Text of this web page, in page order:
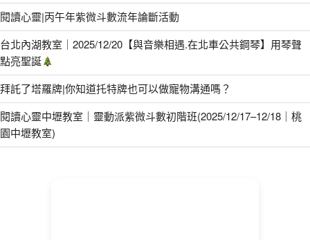
閱讀心靈|丙午年紫微斗數流年論斷活動
台北內湖教室｜2025/12/20【與音樂相遇.在北車公共鋼琴】用琴聲
點亮聖誕
拜託了塔羅牌|你知道托特牌也可以做寵物溝通嗎？
閱讀心靈中壢教室｜靈動派紫微斗數初階班(2025/12/17–12/18｜桃
園中壢教室)